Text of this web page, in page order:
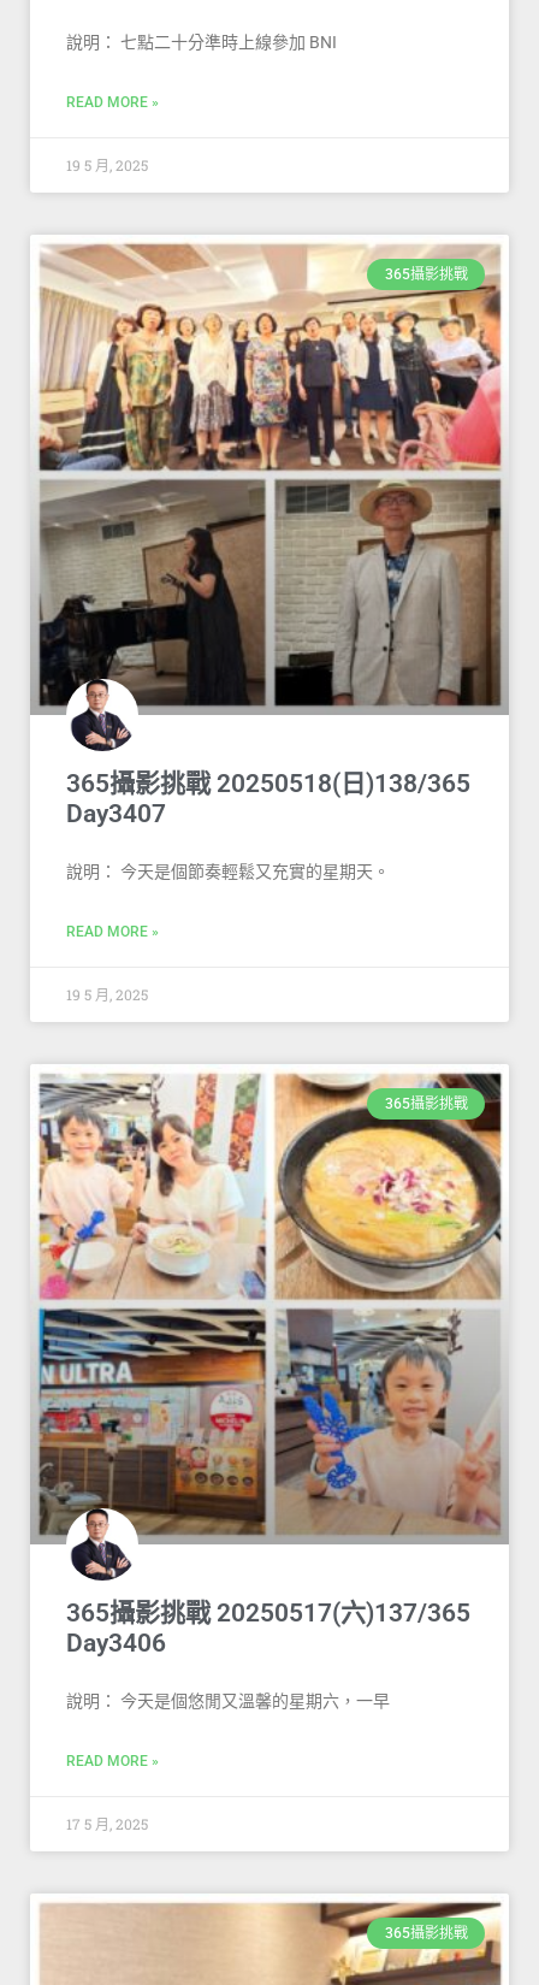
說明： 七點二十分準時上線參加 BNI
READ MORE »
19 5 月, 2025
365攝影挑戰
365攝影挑戰 20250518(日)138/365
Day3407
說明： 今天是個節奏輕鬆又充實的星期天。
READ MORE »
19 5 月, 2025
365攝影挑戰
365攝影挑戰 20250517(六)137/365
Day3406
說明： 今天是個悠閒又溫馨的星期六，一早
READ MORE »
17 5 月, 2025
365攝影挑戰